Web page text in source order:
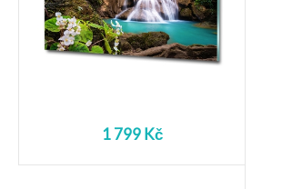
1 799 Kč